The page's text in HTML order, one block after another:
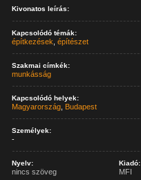
Kivonatos leírás:
Kapcsolódó témák:
építkezések ,építészet
Szakmai címkék:
munkásság
Kapcsolódó helyek:
Magyarország Budapest
Személyek:
-
Nyelv:
nincs szöveg
Kiadó:
MFI